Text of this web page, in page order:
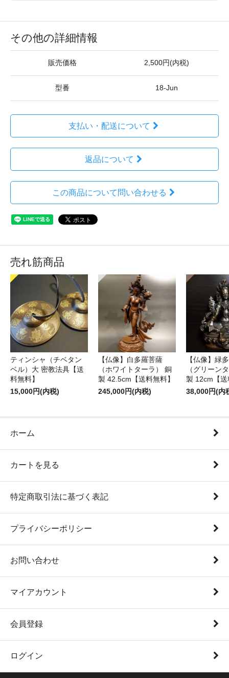
その他の詳細情報
販売価格 2,500円(内税)
型番 18-Jun
支払い・配送について
返品について
この商品について問い合わせる
売れ筋商品
ティンシャ（チベタン
ベル）大 密教法具【送
料無料】
15,000円(内税)
【仏像】白多羅菩薩
（ホワイトターラ） 銅
製 42.5cm【送料無料】
245,000円(内税)
【仏像】緑
（グリーン
製 12cm【
38,000円(内
ホーム
カートを見る
特定商取引法に基づく表記
プライバシーポリシー
お問い合わせ
マイアカウント
会員登録
ログイン